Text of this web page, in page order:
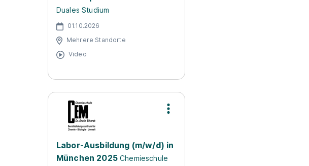
Duales Studium
01.10.2026
Mehrere Standorte
Video
Labor-Ausbildung (m/w/d) in
München 2025 Chemieschule